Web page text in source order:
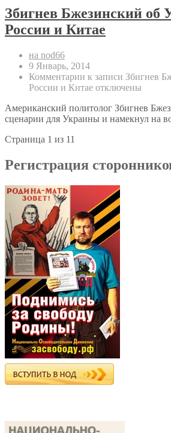
Збигнев Бжезинский об
России и Китае
на nod66
9 Январь, 2014
Комментарии к записи Збигнев
России и Китае отключены
Американский политолог Збигнев
сценарии для Украины и намекнул на
Страница 1 из 11
Регистрация